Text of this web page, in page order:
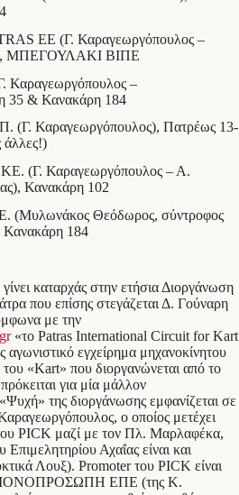
ΕΕ (Γ. Καραγεωργόπουλος –
ΜΠΕΓΟΥΛΑΚΙ ΒΙΠΕ
Καραγεωργόπουλος –
35 & Κανακάρη 184
Καραγεωργόπουλος), Πατρέως 13-
άλλες!)
(Γ. Καραγεωργόπουλος – Α.
Κανακάρη 102
Θεόδωρος, σύντροφος
Κανακάρη 184
καταρχάς στην ετήσια Διοργάνωση
που επίσης στεγάζεται Δ. Γούναρη
με την
«το Patras International Circuit for Kart
αγωνιστικό εγχείρημα μηχανοκίνητου
«Kart» που διοργανώνεται από το
για μία μάλλον
της διοργάνωσης εμφανίζεται σε
ο οποίος μετέχει
PICK μαζί με τον Πλ. Μαρλαφέκα,
Αχαΐας είναι και
Λουξ). Promoter του PICK είναι
ΕΠΕ (της Κ.